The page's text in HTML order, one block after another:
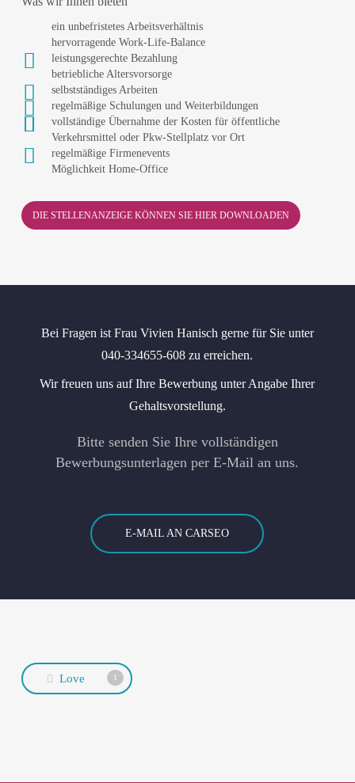
ein unbefristetes Arbeitsverhältnis
hervorragende Work-Life-Balance
leistungsgerechte Bezahlung
betriebliche Altersvorsorge
selbstständiges Arbeiten
regelmäßige Schulungen und Weiterbildungen
vollständige Übernahme der Kosten für öffentliche
Verkehrsmittel oder Pkw-Stellplatz vor Ort
regelmäßige Firmenevents
Möglichkeit Home-Office
DIE STELLENANZEIGE KÖNNEN SIE HIER DOWNLOADEN
Bei Fragen ist Frau Vivien Hanisch gerne für Sie unter
040-334655-608 zu erreichen.
Wir freuen uns auf Ihre Bewerbung unter Angabe Ihrer
Gehaltsvorstellung.
Bitte senden Sie Ihre vollständigen
Bewerbungsunterlagen per E-Mail an uns.
E-MAIL AN CARSEO
Love 1